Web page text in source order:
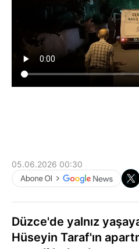
05.06.2026 00:30
Düzce'de yalnız
Hüseyin Taraf'ın